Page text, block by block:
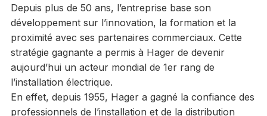
Depuis plus de 50 ans, l’entreprise base son
développement sur l’innovation, la formation et la
proximité avec ses partenaires commerciaux. Cette
stratégie gagnante a permis à Hager de devenir
aujourd’hui un acteur mondial de 1er rang de
l’installation électrique.
En effet, depuis 1955, Hager a gagné la confiance des
professionnels de l’installation et de la distribution